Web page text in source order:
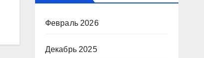
Февраль 2026
Декабрь 2025